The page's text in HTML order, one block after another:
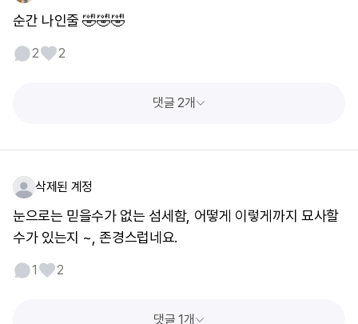
순간 나인줄 🤣🤣🤣
2 2
댓글 2개
삭제된 계정
눈으로는 믿을수가 없는 섬세함, 어떻게 이렇게까지 묘사할
수가 있는지 ~, 존경스럽네요.
1 2
댓글 1개